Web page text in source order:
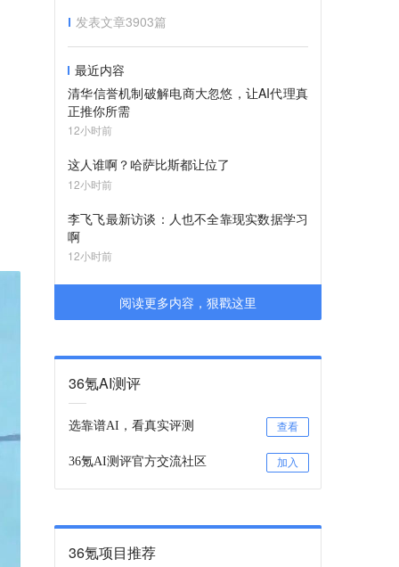
发表文章3903篇
最近内容
清华信誉机制破解电商大忽悠，让AI代理真
正推你所需
12小时前
这人谁啊？哈萨比斯都让位了
12小时前
李飞飞最新访谈：人也不全靠现实数据学习
啊
12小时前
阅读更多内容，狠戳这里
36氪AI测评
选靠谱AI，看真实评测 查看
36氪AI测评官方交流社区 加入
36氪项目推荐